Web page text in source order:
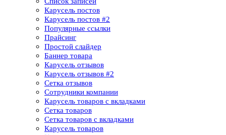
Карусель постов
Карусель постов #2
Популярные ссылки
Прайсинг
Простой слайдер
Баннер товара
Карусель отзывов
Карусель отзывов​ #2
Сетка отзывов
Сотрудники компании​
Карусель товаров с вкладками
Сетка товаров
Сетка товаров с вкладками​
Карусель товаров